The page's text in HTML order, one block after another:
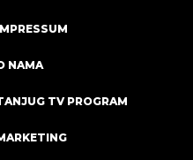
NAMA
TV PROGRAM